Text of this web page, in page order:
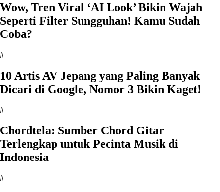
Wow, Tren Viral ‘AI Look’ Bikin Wajah
Seperti Filter Sungguhan! Kamu Sudah
Coba?
#
10 Artis AV Jepang yang Paling Banyak
Dicari di Google, Nomor 3 Bikin Kaget!
#
Chordtela: Sumber Chord Gitar
Terlengkap untuk Pecinta Musik di
Indonesia
#